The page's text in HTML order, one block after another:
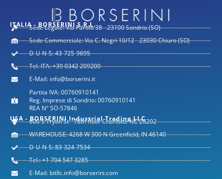
ITALIA - BORSERINI S.R.L.
Sede Legale: Via Parolo 38 - 23100 Sondrio (SO)
Sede Commerciale: Via C. Negri 10/12 - 23030 Chiuro (SO)
D-U-N-S: 43-725-9695
Tel. ITA: +39 0342 209200
E-Mail: info@borserini.it
Partita IVA: 00760910141
Reg. Imprese di Sondrio: 00760910141
REA N° SO-57846
USA - BORSERINI Industrial Trading LLC
600 S Tryon St - 18th floor Charlotte NC 28202
WAREHOUSE: 4268 W 300 N Greenfield, IN 46140
D-U-N-S: 83-324-7534
Tel.: +1 704 547 3285
E-Mail: bitllc.info@borserini.com